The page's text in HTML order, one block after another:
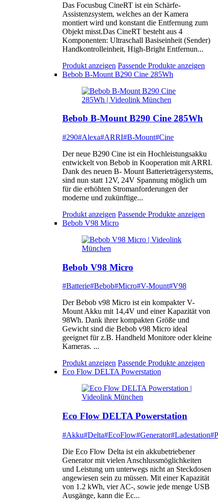
Das Focusbug CineRT ist ein Schärfe-
Assistenzsystem, welches an der Kamera
montiert wird und konstant die Entfernung zum
Objekt misst.Das CineRT besteht aus 4
Komponenten: Ultraschall Basiseinheit (Sender)
Handkontrolleinheit, High-Bright Entfernun...
Produkt anzeigen Passende Produkte anzeigen
Bebob B-Mount B290 Cine 285Wh
Bebob B-Mount B290 Cine 285Wh
#290#Alexa#ARRI#B-Mount#Cine
Der neue B290 Cine ist ein Hochleistungsakku
entwickelt von Bebob in Kooperation mit ARRI.
Dank des neuen B- Mount Batterieträgersystems,
sind nun statt 12V, 24V Spannung möglich um
für die erhöhten Stromanforderungen der
moderne und zukünftige...
Produkt anzeigen Passende Produkte anzeigen
Bebob V98 Micro
Bebob V98 Micro
#Batterie#Bebob#Micro#V-Mount#V98
Der Bebob v98 Micro ist ein kompakter V-
Mount Akku mit 14,4V und einer Kapazität von
98Wh. Dank ihrer kompakten Größe und
Gewicht sind die Bebob v98 Micro ideal
geeignet für z.B. Handheld Monitore oder kleine
Kameras. ...
Produkt anzeigen Passende Produkte anzeigen
Eco Flow DELTA Powerstation
Eco Flow DELTA Powerstation
#Akku#Delta#EcoFlow#Generator#Ladestation
Die Eco Flow Delta ist ein akkubetriebener
Generator mit vielen Anschlussmöglichkeiten
und Leistung um unterwegs nicht an Steckdosen
angewiesen sein zu müssen. Mit einer Kapazität
von 1.2 kWh, vier AC-, sowie jede menge USB
Ausgänge, kann die Ec...